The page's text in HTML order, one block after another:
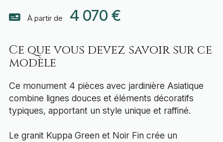
À partir de 4 070 €
Ce que vous devez savoir sur ce
modèle
Ce monument 4 pièces avec jardinière Asiatique
combine lignes douces et éléments décoratifs
typiques, apportant un style unique et raffiné.
Le granit Kuppa Green et Noir Fin crée un